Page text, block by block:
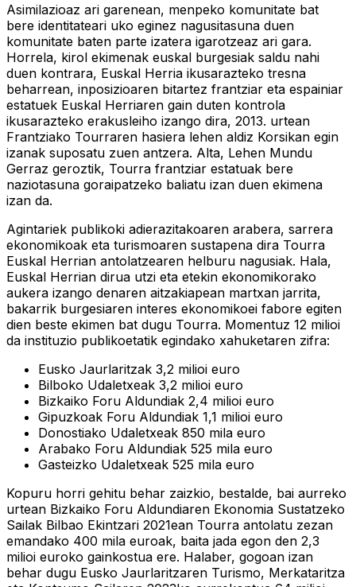
Asimilazioaz ari garenean, menpeko komunitate bat
bere identitateari uko eginez nagusitasuna duen
komunitate baten parte izatera igarotzeaz ari gara.
Horrela, kirol ekimenak euskal burgesiak saldu nahi
duen kontrara, Euskal Herria ikusarazteko tresna
beharrean, inposizioaren bitartez frantziar eta espainiar
estatuek Euskal Herriaren gain duten kontrola
ikusarazteko erakusleiho izango dira, 2013. urtean
Frantziako Tourraren hasiera lehen aldiz Korsikan egin
izanak suposatu zuen antzera. Alta, Lehen Mundu
Gerraz geroztik, Tourra frantziar estatuak bere
naziotasuna goraipatzeko baliatu izan duen ekimena
izan da.
Agintariek publikoki adierazitakoaren arabera, sarrera
ekonomikoak eta turismoaren sustapena dira Tourra
Euskal Herrian antolatzearen helburu nagusiak. Hala,
Euskal Herrian dirua utzi eta etekin ekonomikorako
aukera izango denaren aitzakiapean martxan jarrita,
bakarrik burgesiaren interes ekonomikoei fabore egiten
dien beste ekimen bat dugu Tourra. Momentuz 12 milioi
da instituzio publikoetatik egindako xahuketaren zifra:
Eusko Jaurlaritzak 3,2 milioi euro
Bilboko Udaletxeak 3,2 milioi euro
Bizkaiko Foru Aldundiak 2,4 milioi euro
Gipuzkoak Foru Aldundiak 1,1 milioi euro
Donostiako Udaletxeak 850 mila euro
Arabako Foru Aldundiak 525 mila euro
Gasteizko Udaletxeak 525 mila euro
Kopuru horri gehitu behar zaizkio, bestalde, bai aurreko
urtean Bizkaiko Foru Aldundiaren Ekonomia Sustatzeko
Sailak Bilbao Ekintzari 2021ean Tourra antolatu zezan
emandako 400 mila euroak, baita jada egon den 2,3
milioi euroko gainkostua ere. Halaber, gogoan izan
behar dugu Eusko Jaurlaritzaren Turismo, Merkataritza